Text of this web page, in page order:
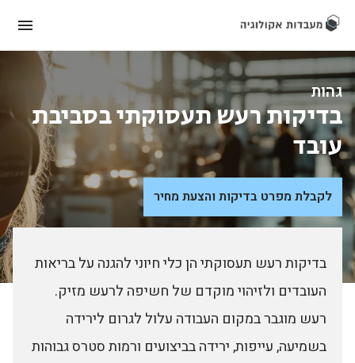
גהות
בדיקות רעש תעסוקתי בסביבת
עובד
לקבלת מפרט בדיקות והצעת מחיר
בדיקות רעש תעסוקתי הן כלי חיוני להגנה על בריאות
העובדים ולזיהוי מוקדם של חשיפה לרעש מזיק.
רעש מוגבר במקום העבודה עלול לגרום לירידה
בשמיעה, עייפות, ירידה בביצועים ורמות סטרס גבוהות